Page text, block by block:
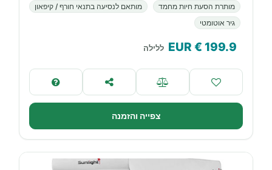
מותרת הסעת חיות מחמד
מותאם לנסיעה בתנאי חורף / קיפאון
גיר אוטומטי
199.9
€ EUR ללילה
צפייה והזמנה